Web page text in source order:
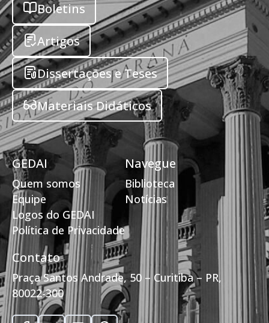
Boletins
Artigos
Dissertações e Teses
Materiais Didáticos
GEDAI
Quem somos
Equipe
Logos do GEDAI
Política de Privacidade
Navegue
Biblioteca
Notícias
Contato
Praça Santos Andrade, 50 – Curitiba – PR,
80022-300